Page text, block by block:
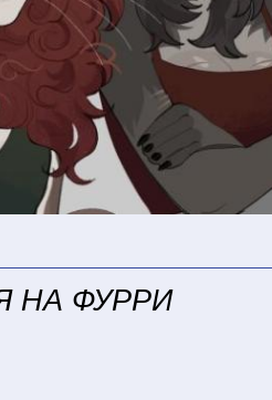
НА ФУРРИ